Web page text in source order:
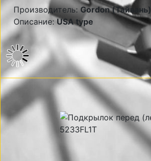
Производитель: Gordon (Тайвань)
Описание: USA type